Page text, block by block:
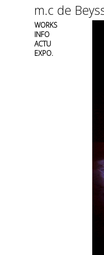
m.c de
WORKS
INFO
ACTU
EXPO.